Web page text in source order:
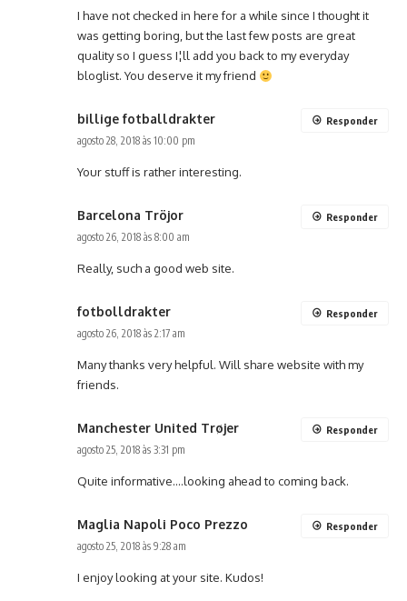
I have not checked in here for a while since I thought it
was getting boring, but the last few posts are great
quality so I guess I¦ll add you back to my everyday
bloglist. You deserve it my friend
billige fotballdrakter
agosto 28, 2018 às 10:00 pm
Your stuff is rather interesting.
Responder
Barcelona Tröjor
agosto 26, 2018 às 8:00 am
Really, such a good web site.
Responder
fotbolldrakter
agosto 26, 2018 às 2:17 am
Many thanks very helpful. Will share website with my
friends.
Responder
Manchester United Trøjer
agosto 25, 2018 às 3:31 pm
Quite informative….looking ahead to coming back.
Responder
Maglia Napoli Poco Prezzo
agosto 25, 2018 às 9:28 am
I enjoy looking at your site. Kudos!
Responder